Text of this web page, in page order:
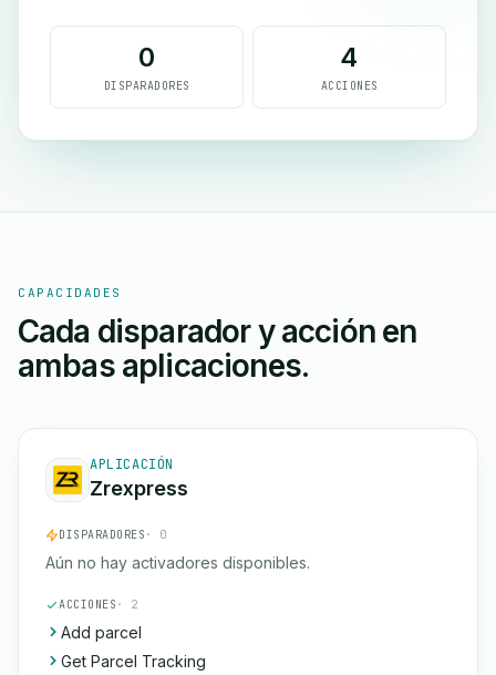
0
DISPARADORES
4
ACCIONES
CAPACIDADES
Cada disparador y acción en
ambas aplicaciones.
APLICACIÓN
Zrexpress
DISPARADORES · 0
Aún no hay activadores disponibles.
ACCIONES · 2
Add parcel
Get Parcel Tracking